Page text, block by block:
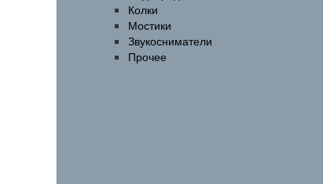
Колки
Мостики
Звукосниматели
Прочее